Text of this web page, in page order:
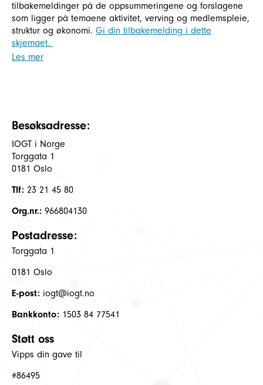
tilbakemeldinger på de oppsummeringene og forslagene
som ligger på temaene aktivitet, verving og medlemspleie,
struktur og økonomi. Gi din tilbakemelding i dette
skjemaet.
Les mer
Besøksadresse:
IOGT i Norge
Torggata 1
0181 Oslo
Tlf: 23 21 45 80
Org.nr.: 966804130
Postadresse:
Torggata 1
0181 Oslo
E-post: iogt@iogt.no
Bankkonto: 1503 84 77541
Støtt oss
Vipps din gave til
#86495